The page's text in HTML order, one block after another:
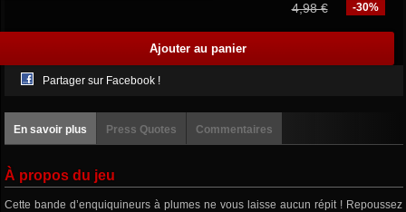
-30%
4,98 €
Partager sur Facebook !
En savoir plus Press Quotes Commentaires
À propos du jeu
Cette bande d’enquiquineurs à plumes ne vous laisse aucun répit ! Repoussez